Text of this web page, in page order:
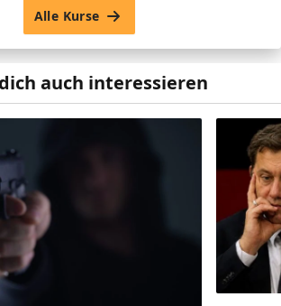
Alle Kurse
auch interessieren